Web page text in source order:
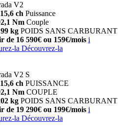
V2
ch Puissance
Nm Couple
kg POIDS SANS CARBURANT
de 16 590€ ou 159€/mois i
la Découvrez-la
V2 S
ch PUISSANCE
Nm COUPLE
kg POIDS SANS CARBURANT
de 19 290€ ou 199€/mois i
la Découvrez-la